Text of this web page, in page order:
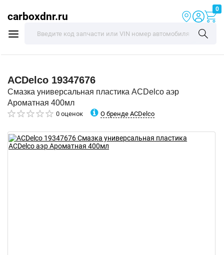
carboxdnr.ru
0
ACDelco 19347676
Смазка универсальная пластика ACDelco аэр
Ароматная 400мл
0 оценок О бренде ACDelco